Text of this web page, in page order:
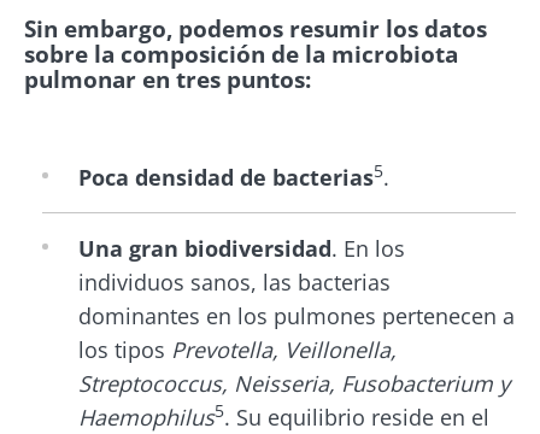
Sin embargo, podemos resumir los datos
sobre la composición de la microbiota
pulmonar en tres puntos:
Poca densidad de bacterias5.
Una gran biodiversidad. En los
individuos sanos, las bacterias
dominantes en los pulmones pertenecen a
los tipos Prevotella, Veillonella,
Streptococcus, Neisseria, Fusobacterium y
Haemophilus5. Su equilibrio reside en el